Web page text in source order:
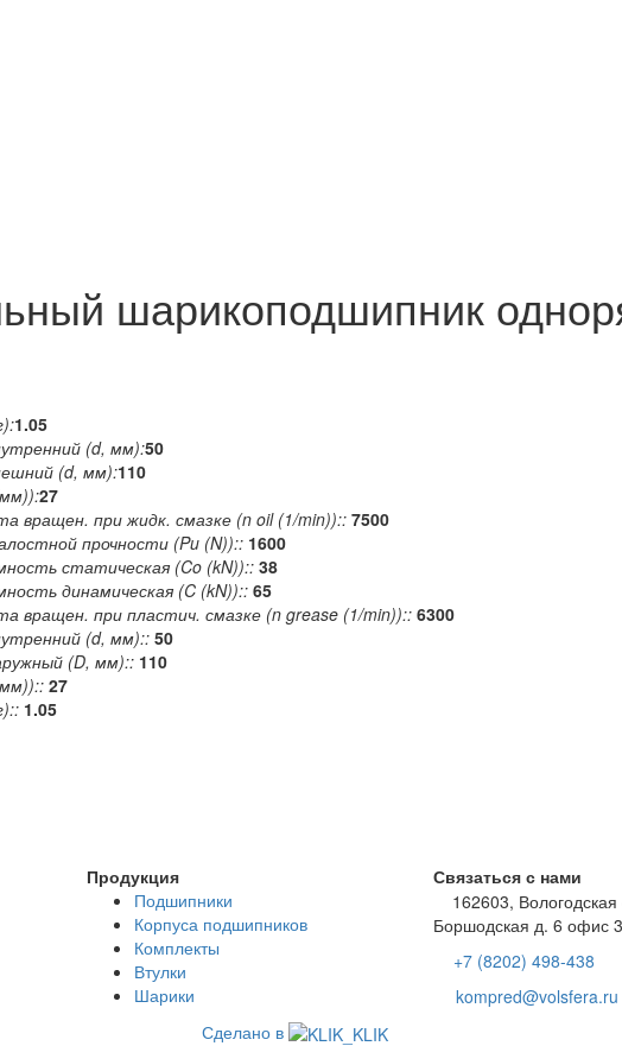
шарикоподшипник
1.05
(d, мм):50
(d, мм):110
27
вращен. при жидк. смазке (n oil (1/min)):: 7500
прочности (Pu (N)):: 1600
статическая (Co (kN)):: 38
динамическая (C (kN)):: 65
вращен. при пластич. смазке (n grease (1/min)):: 6300
(d, мм):: 50
(D, мм):: 110
27
1.05
Продукция
Подшипники
Корпуса подшипников
Комплекты
Втулки
Шарики
Связаться с нами
162603,
Боршодская д. 6 офис 3
+7 (8202) 498-438
kompred@volsfera.ru
Сделано в